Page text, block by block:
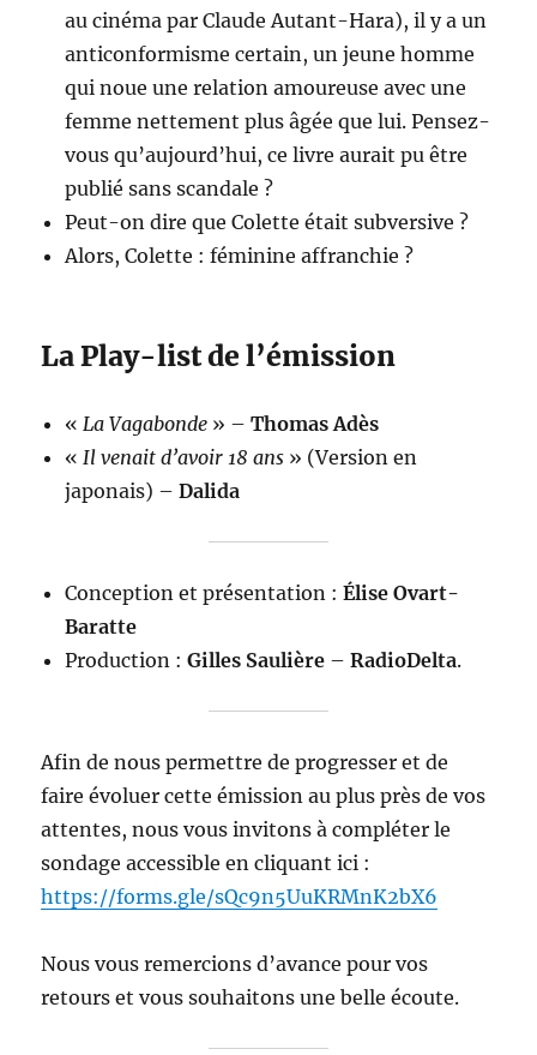
au cinéma par Claude Autant-Hara), il y a un
anticonformisme certain, un jeune homme
qui noue une relation amoureuse avec une
femme nettement plus âgée que lui. Pensez-
vous qu’aujourd’hui, ce livre aurait pu être
publié sans scandale ?
Peut-on dire que Colette était subversive ?
Alors, Colette : féminine affranchie ?
La Play-list de l’émission
« La Vagabonde » –Thomas Adès
« Il venait d’avoir 18 ans » (Version en
japonais) –Dalida
Conception et présentation :Élise Ovart-
Baratte
Production :Gilles Saulière –RadioDelta.
Afin de nous permettre de progresser et de
faire évoluer cette émission au plus près de vos
attentes, nous vous invitons à compléter le
sondage accessible en cliquant ici :
https://forms.gle/sQc9n5UuKRMnK2bX6
Nous vous remercions d’avance pour vos
retours et vous souhaitons une belle écoute.